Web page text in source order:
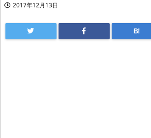
2017年12月13日
B!